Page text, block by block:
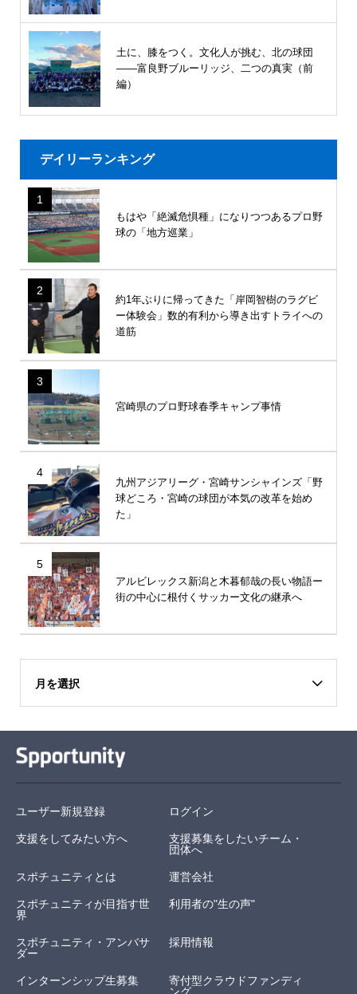
土に、膝をつく。文化人が挑む、北の球団
――富良野ブルーリッジ、二つの真実（前
編）
デイリーランキング
1
もはや「絶滅危惧種」になりつつあるプロ野
球の「地方巡業」
2
約1年ぶりに帰ってきた「岸岡智樹のラグビ
ー体験会」数的有利から導き出すトライへの
道筋
3
宮崎県のプロ野球春季キャンプ事情
4
九州アジアリーグ・宮崎サンシャインズ「野
球どころ・宮崎の球団が本気の改革を始め
た」
5
アルビレックス新潟と木暮郁哉の長い物語ー
街の中心に根付くサッカー文化の継承へ
月を選択
ユーザー新規登録 ログイン
支援をしてみたい方へ
支援募集をしたいチーム・
団体へ
スポチュニティとは 運営会社
スポチュニティが目指す世
界
利用者の"生の声"
スポチュニティ・アンバサ
ダー
採用情報
インターンシップ生募集
寄付型クラウドファンディ